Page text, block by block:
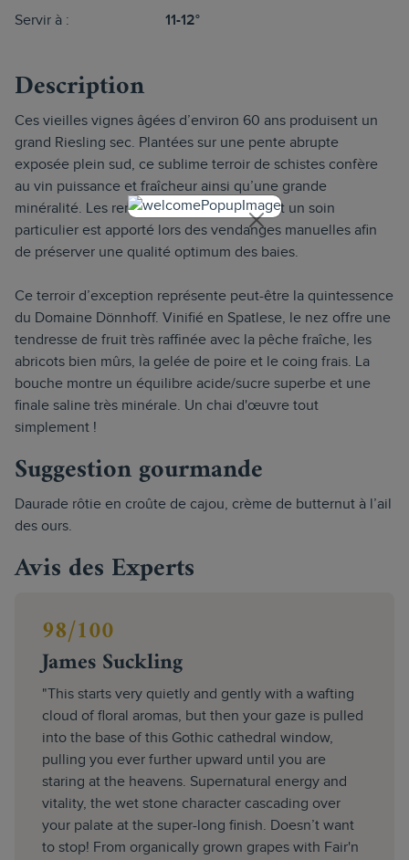
Servir à : 11-12°
Description
Ces vieilles vignes âgées d’environ 60 ans produisent un
grand Riesling sec. Plantées sur une pente abrupte
exposée plein sud, ce sublime terroir de schistes confère
au vin puissance et fraîcheur ainsi qu’une grande
minéralité. Les rendements sont faibles, et un soin
particulier est apporté lors des vendanges manuelles afin
de préserver une qualité optimum des baies.
Ce terroir d’exception représente peut-être la quintessence
du Domaine Dönnhoff. Vinifié en Spatlese, le nez offre une
tendresse de fruit très raffinée avec la pêche fraîche, les
abricots bien mûrs, la gelée de poire et le coing frais. La
bouche montre un équilibre acide/sucre superbe et une
finale saline très minérale. Un chai d'œuvre tout
simplement !
Suggestion gourmande
Daurade rôtie en croûte de cajou, crème de butternut à l’ail
des ours.
Avis des Experts
98/100
James Suckling
"This starts very quietly and gently with a wafting
cloud of floral aromas, but then your gaze is pulled
into the base of this Gothic cathedral window,
pulling you ever further upward until you are
staring at the heavens. Supernatural energy and
vitality, the wet stone character cascading over
your palate at the super-long finish. Doesn’t want
to stop! From organically grown grapes with Fair'n